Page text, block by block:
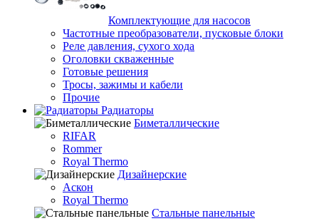
Комплектующие для насосов
Частотные преобразователи, пусковые блоки
Реле давления, сухого хода
Оголовки скваженные
Готовые решения
Тросы, зажимы и кабели
Прочие
Радиаторы
Биметаллические
RIFAR
Rommer
Royal Thermo
Дизайнерские
Аскон
Royal Thermo
Стальные панельные